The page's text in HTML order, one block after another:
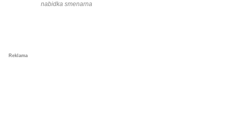
nabidka smenarna
Reklama